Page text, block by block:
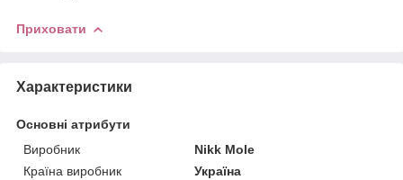
Приховати
Характеристики
Основні атрибути
Виробник
Nikk Mole
Країна виробник
Україна